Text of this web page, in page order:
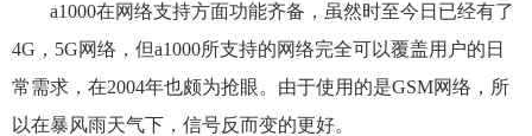
a1000在网络支持方面功能齐备，虽然时至今日已经有了
4G，5G网络，但a1000所支持的网络完全可以覆盖用户的日
常需求，在2004年也颇为抢眼。由于使用的是GSM网络，所
以在暴风雨天气下，信号反而变的更好。